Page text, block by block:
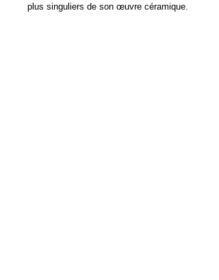
plus singuliers de son œuvre céramique.